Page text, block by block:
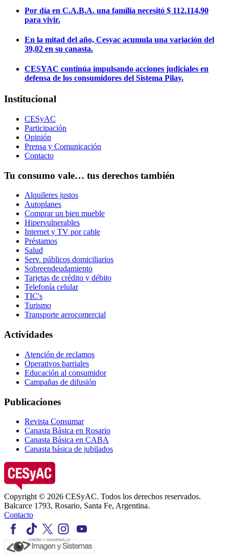
Por día en C.A.B.A. una familia necesitó $ 112.114,90
para vivir.
En la mitad del año, Cesyac acumula una variación del
39,02 en su canasta.
CESYAC continúa impulsando acciones judiciales en
defensa de los consumidores del Sistema Pilay.
Institucional
CESyAC
Participación
Opinión
Prensa y Comunicación
Contacto
Tu consumo vale… tus derechos también
Alquileres justos
Autoplanes
Comprar un bien mueble
Hipervulnerables
Internet y TV por cable
Préstamos
Salud
Serv. públicos domiciliarios
Sobreendeudamiento
Tarjetas de crédito y débito
Telefonía celular
TIC's
Turismo
Transporte aerocomercial
Actividades
Atención de reclamos
Operativos barriales
Educación al consumidor
Campañas de difusión
Publicaciones
Revista Consumar
Canasta Básica en Rosario
Canasta Básica en CABA
Canasta básica de jubilados
Copyright © 2026 CESyAC. Todos los derechos reservados.
Balcarce 1793, Rosario, Santa Fe, Argentina.
Contacto